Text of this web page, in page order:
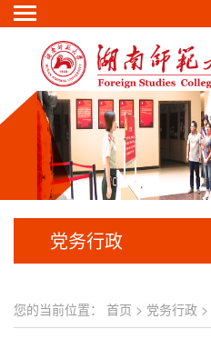
党务行政
您的当前位置： 首页 > 党务行政 >